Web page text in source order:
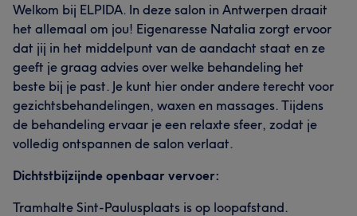
Welkom bij ELPIDA. In deze salon in Antwerpen draait
het allemaal om jou! Eigenaresse Natalia zorgt ervoor
dat jij in het middelpunt van de aandacht staat en ze
geeft je graag advies over welke behandeling het
beste bij je past. Je kunt hier onder andere terecht voor
gezichtsbehandelingen, waxen en massages. Tijdens
de behandeling ervaar je een relaxte sfeer, zodat je
volledig ontspannen de salon verlaat.
Dichtstbijzijnde openbaar vervoer:
Tramhalte Sint-Paulusplaats is op loopafstand.